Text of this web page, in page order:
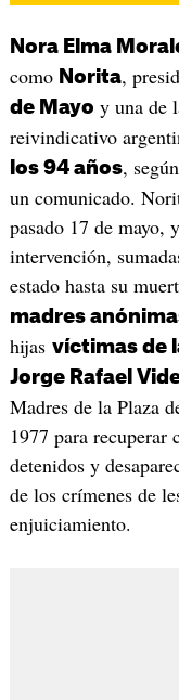
Nora Elma
como Norita,
de Mayo y una de
reivindicativo
los 94 años,
un comunicado.
pasado 17 de mayo,
intervención,
estado hasta su
madres
hijas víctimas de
Jorge Rafael
Madres de la Plaza
1977 para recuperar
detenidos y
de los crímenes de
enjuiciamiento.